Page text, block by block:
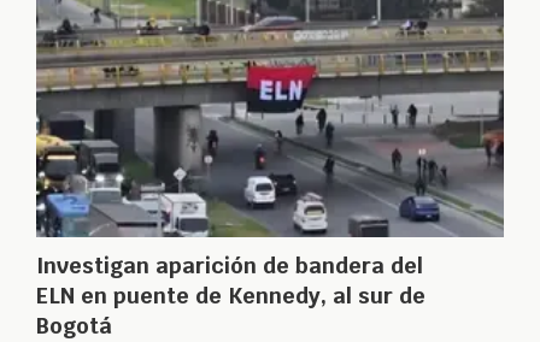
Investigan aparición de bandera del
ELN en puente de Kennedy, al sur de
Bogotá